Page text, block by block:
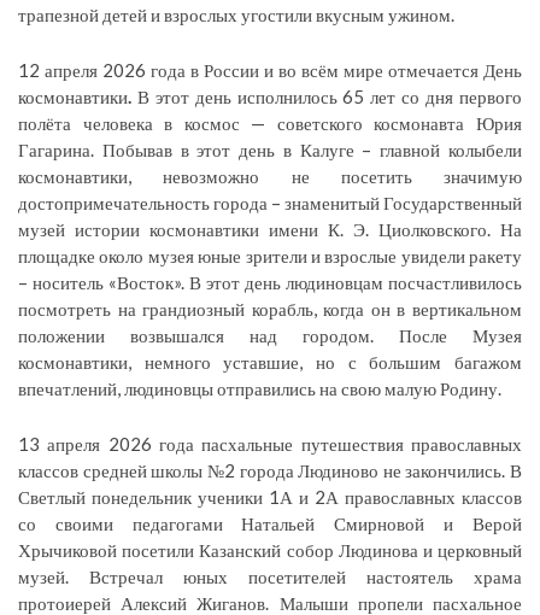
трапезной детей и взрослых угостили вкусным ужином.
12 апреля 2026 года в России и во всём мире отмечается День
космонавтики В этот день исполнилось 65 лет со дня первого
полёта человека в космос — советского космонавта Юрия
Гагарина. Побывав в этот день в Калуге – главной колыбели
космонавтики, невозможно не посетить значимую
достопримечательность города – знаменитый Государственный
музей истории космонавтики имени К. Э. Циолковского. На
площадке около музея юные зрители и взрослые увидели ракету
– носитель «Восток». В этот день людиновцам посчастливилось
посмотреть на грандиозный корабль, когда он в вертикальном
положении возвышался над городом. После Музея
космонавтики, немного уставшие, но с большим багажом
впечатлений, людиновцы отправились на свою малую Родину.
13 апреля 2026 года пасхальные путешествия православных
классов средней школы №2 города Людиново не закончились. В
Светлый понедельник ученики 1А и 2А православных классов
со своими педагогами Натальей Смирновой и Верой
Хрычиковой посетили Казанский собор Людинова и церковный
музей. Встречал юных посетителей настоятель храма
протоиерей Алексий Жиганов. Малыши пропели пасхальное